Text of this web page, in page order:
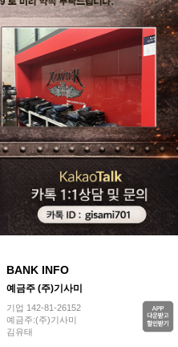
BANK INFO
예금주 (주)기사미
기업 142-81-26152
예금주:(주)기사미
김유태